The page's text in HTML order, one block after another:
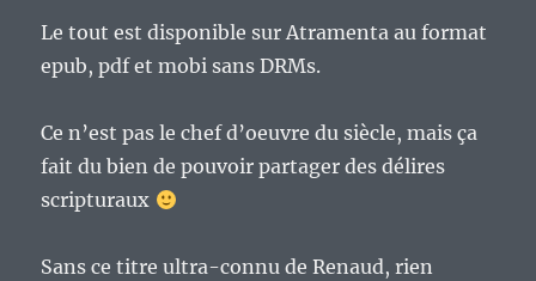
Le tout est disponible sur Atramenta au format
epub, pdf et mobi sans DRMs.
Ce n’est pas le chef d’oeuvre du siècle, mais ça
fait du bien de pouvoir partager des délires
scripturaux
Sans ce titre ultra-connu de Renaud, rien